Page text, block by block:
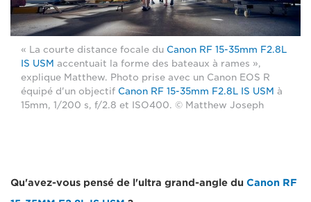
« La courte distance focale du Canon RF 15-35mm F2.8L
IS USM accentuait la forme des bateaux à rames »,
explique Matthew. Photo prise avec un Canon EOS R
équipé d'un objectif Canon RF 15-35mm F2.8L IS USM à
15mm, 1/200 s, f/2.8 et ISO400. © Matthew Joseph
Qu'avez-vous pensé de l'ultra grand-angle du Canon RF